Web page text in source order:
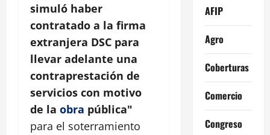
simuló haber
contratado a la firma
extranjera DSC para
llevar adelante una
contraprestación de
servicios con motivo
de la obra pública"
para el soterramiento
AFIP
Agro
Coberturas
Comercio
Congreso